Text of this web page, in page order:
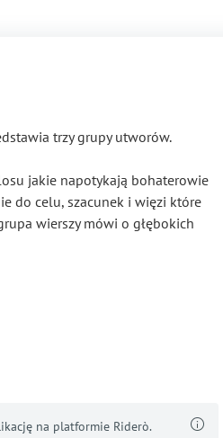
trzy grupy utworów.
jakie napotykają bohaterowie
do celu, szacunek i więzi które
wierszy mówi o głębokich
na platformie Riderò.